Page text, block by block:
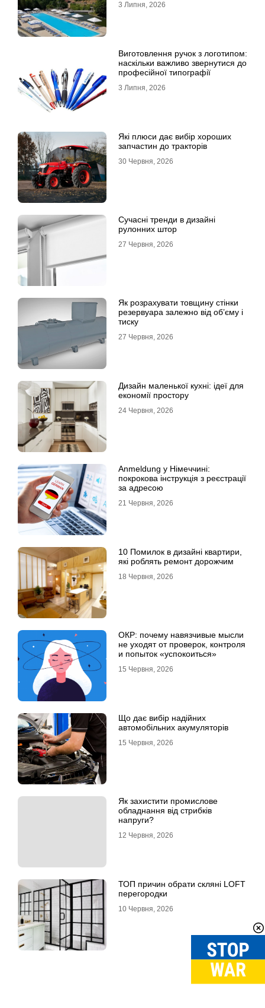
3 Липня, 2026
Виготовлення ручок з логотипом:
наскільки важливо звернутися до
професійної типографії
3 Липня, 2026
Які плюси дає вибір хороших
запчастин до тракторів
30 Червня, 2026
Сучасні тренди в дизайні
рулонних штор
27 Червня, 2026
Як розрахувати товщину стінки
резервуара залежно від об’єму і
тиску
27 Червня, 2026
Дизайн маленької кухні: ідеї для
економії простору
24 Червня, 2026
Anmeldung у Німеччині:
покрокова інструкція з реєстрації
за адресою
21 Червня, 2026
10 Помилок в дизайні квартири,
які роблять ремонт дорожчим
18 Червня, 2026
ОКР: почему навязчивые мысли
не уходят от проверок, контроля
и попыток «успокоиться»
15 Червня, 2026
Що дає вибір надійних
автомобільних акумуляторів
15 Червня, 2026
Як захистити промислове
обладнання від стрибків
напруги?
12 Червня, 2026
ТОП причин обрати скляні LOFT
перегородки
10 Червня, 2026